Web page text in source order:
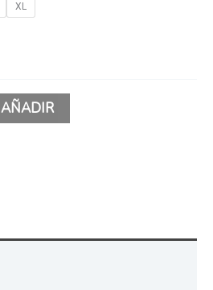
XL
AÑADIR